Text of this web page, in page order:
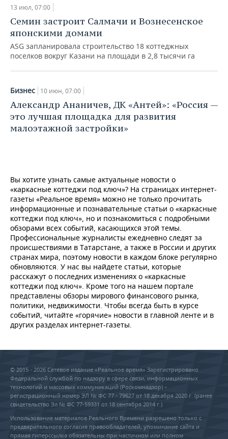
13 июл, 07:00
Семин застроит Салмачи и Вознесенское
японскими домами
ASG запланировала строительство 18 коттеджных
поселков вокруг Казани на площади в 2,8 тысячи га
Бизнес 10 июн, 07:00
Александр Ананичев, ДК «Антей»: «Россия —
это лучшая площадка для развития
малоэтажной застройки»
Вы хотите узнать самые актуальные новости о
«каркасные коттеджи под ключ»? На страницах интернет-
газеты «Реальное время» можно не только прочитать
информационные и познавательные статьи о «каркасные
коттеджи под ключ», но и познакомиться с подробными
обзорами всех событий, касающихся этой темы.
Профессиональные журналисты ежедневно следят за
происшествиями в Татарстане, а также в России и других
странах мира, поэтому новости в каждом блоке регулярно
обновляются. У нас вы найдете статьи, которые
расскажут о последних изменениях о «каркасные
коттеджи под ключ». Кроме того на нашем портале
представлены обзоры мирового финансового рынка,
политики, недвижимости. Чтобы всегда быть в курсе
событий, читайте «горячие» новости в главной ленте и в
других разделах интернет-газеты.
© 2015 - 2026 Сетевое издание «Реальное время» Зарегистрировано
Федеральной службой по надзору в сфере связи, информационных
технологий и массовых коммуникаций (Роскомнадзор) –
регистрационный номер ЭЛ № ФС 77 - 79627 от 18 декабря 2020 г. (ранее
свидетельство Эл № ФС 77-59331 от 18 сентября 2014 г.)
Использование материалов Реального Времени разрешено только с
предварительного согласия правообладателей, упоминание сайта и
прямая гиперссылка обязательны при частичном или полном